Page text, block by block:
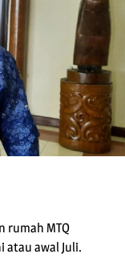
rumah MTQ
atau awal Juli.